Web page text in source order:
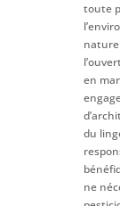
toute
en
du
ne